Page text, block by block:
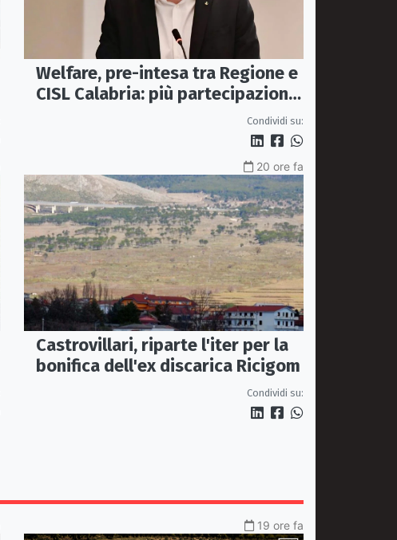
Welfare, pre-intesa tra Regione e
CISL Calabria: più partecipazione
Condividi su:
20 ore fa
Castrovillari, riparte l'iter per la
bonifica dell'ex discarica Ricigom
Condividi su:
19 ore fa